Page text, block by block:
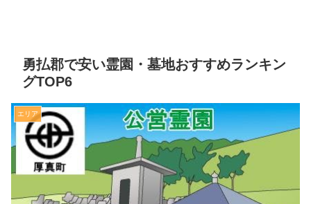
勇払郡で安い霊園・墓地おすすめランキン
グTOP6
エリア